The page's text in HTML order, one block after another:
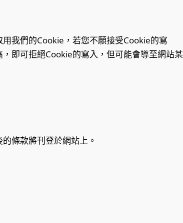
我們的Cookie，若您不願接受Cookie的寫
即可拒絕Cookie的寫入，但可能會導至網站某
條款將刊登於網站上。